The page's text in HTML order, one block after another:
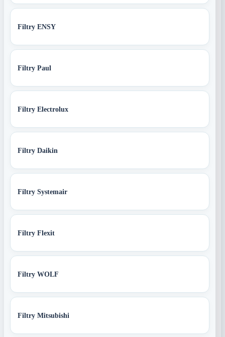
Filtry ENSY
Filtry Paul
Filtry Electrolux
Filtry Daikin
Filtry Systemair
Filtry Flexit
Filtry WOLF
Filtry Mitsubishi